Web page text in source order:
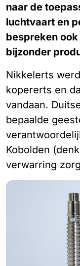
naar de
luchtvaart en
bespreken
bijzonder
Nikkelerts
kopererts en
vandaan.
bepaalde
Kobolden
verwarring